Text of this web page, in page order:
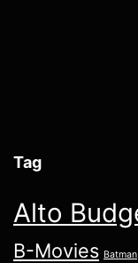
Tag
Alto
B-Movies Batman